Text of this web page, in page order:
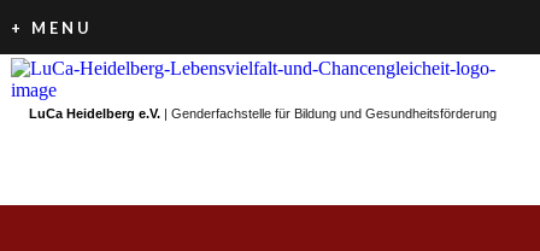
+ MENU
LuCa Heidelberg e.V. | Genderfachstelle für Bildung und Gesundheitsförderung